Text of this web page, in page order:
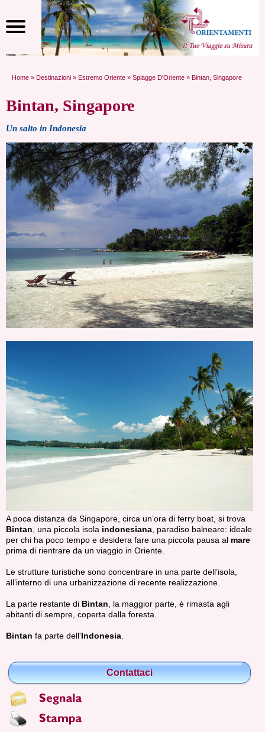
Home » Destinazioni » Estremo Oriente » Spiagge D'Oriente » Bintan, Singapore
Bintan, Singapore
Un salto in Indonesia
A poca distanza da Singapore, circa un’ora di ferry boat, si trova
Bintan , una piccola isola indonesiana , paradiso balneare: ideale
per chi ha poco tempo e desidera fare una piccola pausa al mare
prima di rientrare da un viaggio in Oriente.
Le strutture turistiche sono concentrare in una parte dell’isola,
all’interno di una urbanizzazione di recente realizzazione.
La parte restante di Bintan , la maggior parte, è rimasta agli
abitanti di sempre, coperta dalla foresta.
Bintan fa parte dell'Indonesia
Contattaci